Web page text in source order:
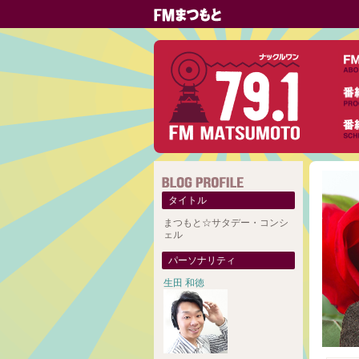
タイトル
まつもと☆サタデー・コンシ
ェル
パーソナリティ
生田 和徳